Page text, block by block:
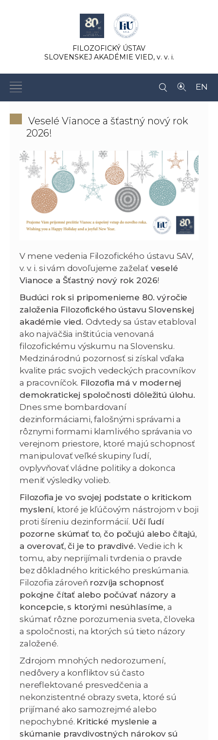
FILOZOFICKÝ ÚSTAV
SLOVENSKEJ AKADÉMIE VIED, v. v. i.
EN
Veselé Vianoce a šťastný nový rok
2026!
V mene vedenia Filozofického ústavu SAV,
v. v. i. si vám dovoľujeme zaželať veselé
Vianoce a Šťastný nový rok 2026!
Budúci rok si pripomenieme 80. výročie
založenia Filozofického ústavu Slovenskej
akadémie vied. Odvtedy sa ústav etabloval
ako najväčšia inštitúcia venovaná
filozofickému výskumu na Slovensku.
Medzinárodnú pozornosť si získal vďaka
kvalite prác svojich vedeckých pracovníkov
a pracovníčok. Filozofia má v modernej
demokratickej spoločnosti dôležitú úlohu.
Dnes sme bombardovaní
dezinformáciami, falošnými správami a
rôznymi formami klamlivého správania vo
verejnom priestore, ktoré majú schopnosť
manipulovať veľké skupiny ľudí,
ovplyvňovať vládne politiky a dokonca
meniť výsledky volieb.
Filozofia je vo svojej podstate o kritickom
myslení, ktoré je kľúčovým nástrojom v boji
proti šíreniu dezinformácií. Učí ľudí
pozorne skúmať to, čo počujú alebo čítajú,
a overovať, či je to pravdivé.Vedie ich k
tomu, aby neprijímali tvrdenia o pravde
bez dôkladného kritického preskúmania.
Filozofia zároveň rozvíja schopnosť
pokojne čítať alebo počúvať názory a
koncepcie, s ktorými nesúhlasíme, a
skúmať rôzne porozumenia sveta, človeka
a spoločnosti, na ktorých sú tieto názory
založené.
Zdrojom mnohých nedorozumení,
nedôvery a konfliktov sú často
nereflektované presvedčenia a
nekonzistentné obrazy sveta, ktoré sú
prijímané ako samozrejmé alebo
nepochybné. Kritické myslenie a
skúmanie pravdivostných nárokov sú